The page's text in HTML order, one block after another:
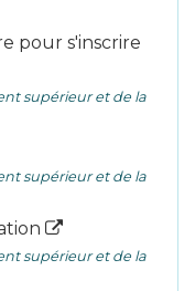
pour s'inscrire
supérieur et de la
supérieur et de la
supérieur et de la